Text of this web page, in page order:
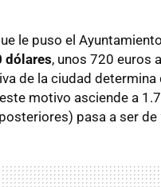
le puso el
dólares, unos 720 euros
de la ciudad determina
motivo asciende a
pasa a ser